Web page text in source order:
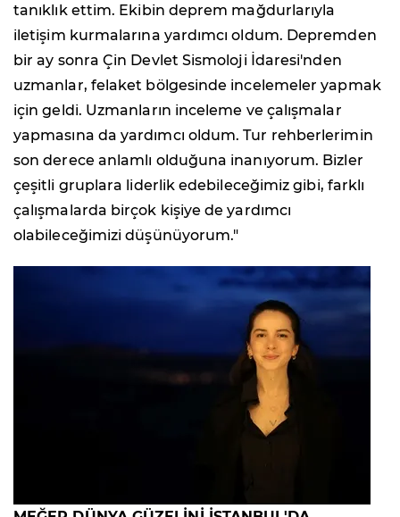
tanıklık ettim. Ekibin deprem mağdurlarıyla
iletişim kurmalarına yardımcı oldum. Depremden
bir ay sonra Çin Devlet Sismoloji İdaresi'nden
uzmanlar, felaket bölgesinde incelemeler yapmak
için geldi. Uzmanların inceleme ve çalışmalar
yapmasına da yardımcı oldum. Tur rehberlerimin
son derece anlamlı olduğuna inanıyorum. Bizler
çeşitli gruplara liderlik edebileceğimiz gibi, farklı
çalışmalarda birçok kişiye de yardımcı
olabileceğimizi düşünüyorum."